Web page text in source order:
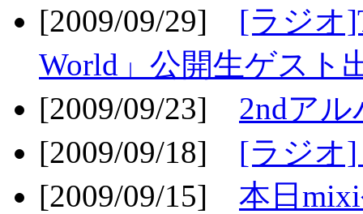
[2009/09/29] [ラジオ
World」公開生ゲスト
[2009/09/23] 2ndア
[2009/09/18] [ラジオ
[2009/09/15] 本日